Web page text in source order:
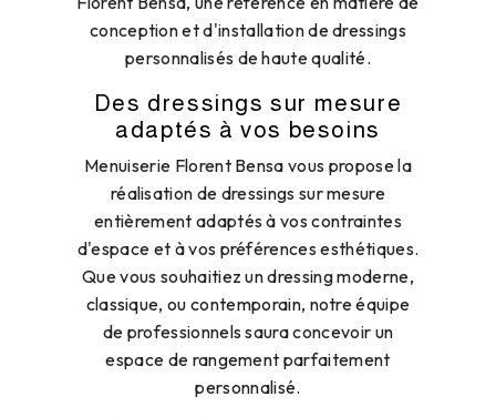
conception et d'installation de dressings
personnalisés de haute qualité.
Des dressings sur mesure
adaptés à vos besoins
Menuiserie Florent Bensa vous propose la
réalisation de dressings sur mesure
entièrement adaptés à vos contraintes
d'espace et à vos préférences esthétiques.
Que vous souhaitiez un dressing moderne,
classique, ou contemporain, notre équipe
de professionnels saura concevoir un
espace de rangement parfaitement
personnalisé.